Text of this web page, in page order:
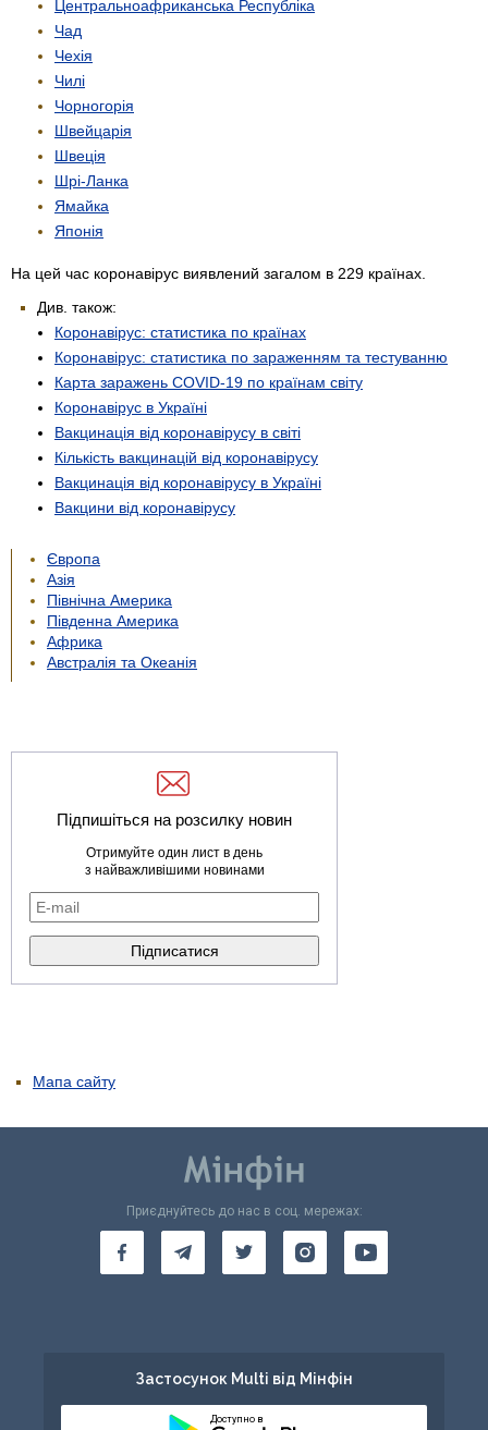
Центрально­африканська Республіка
Чад
Чехія
Чилі
Чорногорія
Швейцарія
Швеція
Шрі-Ланка
Ямайка
Японія
На цей час коронавірус виявлений загалом в 229 країнах.
Див. також:
Коронавірус: статистика по країнах
Коронавірус: статистика по зараженням та тестуванню
Карта заражень COVID-19 по країнам світу
Коронавірус в Україні
Вакцинація від коронавірусу в світі
Кількість вакцинацій від коронавірусу
Вакцинація від коронавірусу в Україні
Вакцини від коронавірусу
Європа
Азія
Північна Америка
Південна Америка
Африка
Австралія та Океанія
Підпишіться на розсилку новин
Отримуйте один лист в день
з найважливішими новинами
Мапа сайту
Приєднуйтесь до нас в соц. мережах:
Застосунок Multi від Мінфін
Доступно в